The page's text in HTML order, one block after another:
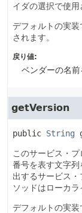
イダの選択で使用
デフォルトの実装
されます。
戻り値:
ベンダーの名
getVersion
public String
このサービス・
番号を表す文字列
出するサービス
ソッドはローカラ
デフォルトの実装